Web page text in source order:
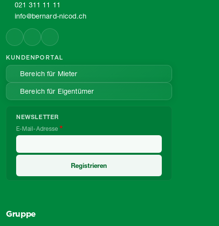
021 311 11 11
info@bernard-nicod.ch
KUNDENPORTAL
Bereich für Mieter
Bereich für Eigentümer
NEWSLETTER
E-Mail-Adresse
Gruppe